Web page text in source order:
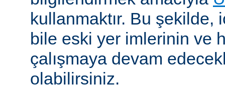
kullanmaktır. Bu
bile eski yer imlerinin ve
çalışmaya devam
olabilirsiniz.